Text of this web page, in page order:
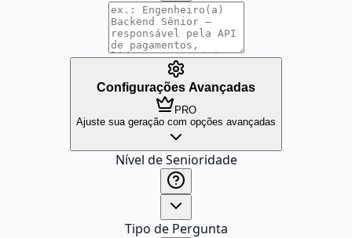
Configurações Avançadas
PRO
Ajuste sua geração com opções avançadas
Nível de Senioridade
Tipo de Pergunta